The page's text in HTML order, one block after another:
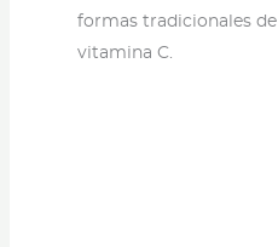
formas tradicionales de
vitamina C.